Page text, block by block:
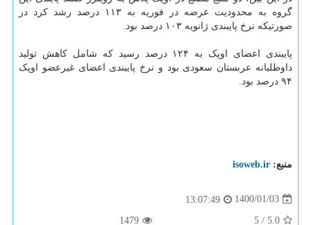
گروه به محدودیت عرضه در فوریه به ۱۱۳ درصد رشد کرد در
صورتیکه نرخ پایبندی ژانویه ۱۰۳ درصد بود.
پایبندی اعضای اوپک به ۱۲۴ درصد رسید که شامل کاهش تولید
داوطلبانه عربستان سعودی بود و نرخ پایبندی اعضای غیرعضو اوپک
۹۴ درصد بود.
منبع: isoweb.ir
1400/01/03
13:07:49
5.0
/
5
1479